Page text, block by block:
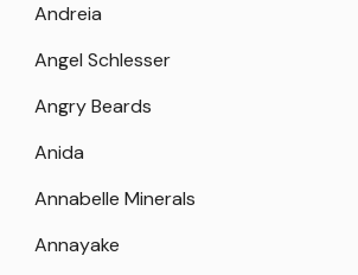
Andreia
Angel Schlesser
Angry Beards
Anida
Annabelle Minerals
Annayake